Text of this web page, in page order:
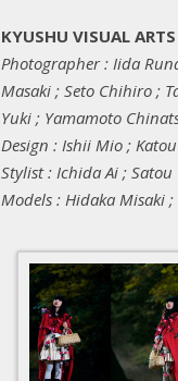
KYUSHU VISUAL
Photographer : Iida
Masaki ; Seto Chihiro ;
Yuki ; Yamamoto
Design : Ishii Mio ;
Stylist : Ichida Ai ;
Models : Hidaka Misaki